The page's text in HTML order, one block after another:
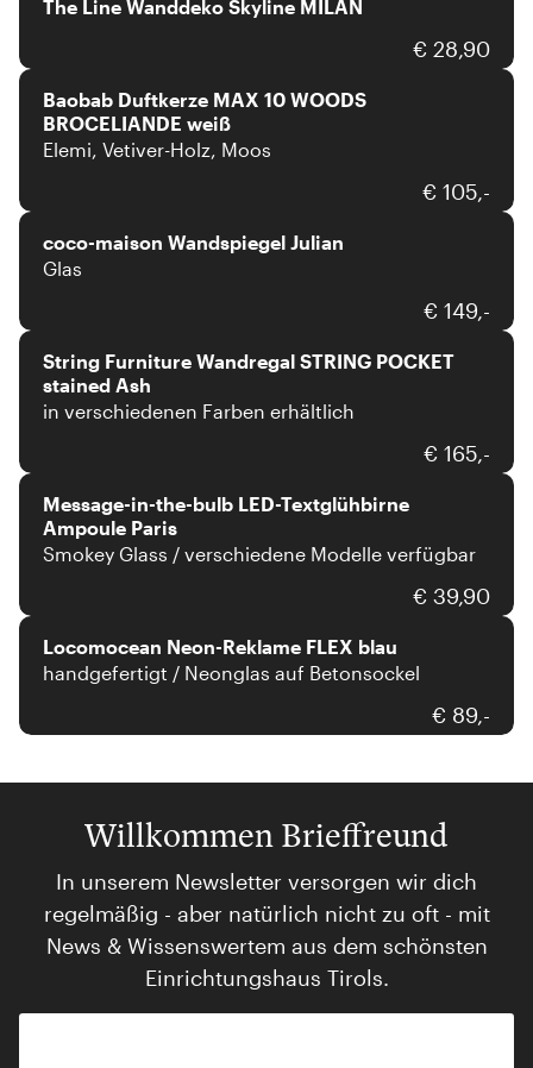
The Line Wanddeko Skyline MILAN
€ 28,90
Baobab
Baobab Duftkerze MAX 10 WOODS
BROCELIANDE weiß
Elemi, Vetiver-Holz, Moos
€ 105,-
Coco Maison
coco-maison Wandspiegel Julian
Glas
€ 149,-
String Furniture
String Furniture Wandregal STRING POCKET
stained Ash
in verschiedenen Farben erhältlich
€ 165,-
Message-in-the-bulb
Message-in-the-bulb LED-Textglühbirne
Ampoule Paris
Smokey Glass / verschiedene Modelle verfügbar
€ 39,90
Locomocean
Locomocean Neon-Reklame FLEX blau
handgefertigt / Neonglas auf Betonsockel
€ 89,-
Willkommen Brieffreund
In unserem Newsletter versorgen wir dich
regelmäßig - aber natürlich nicht zu oft - mit
News & Wissenswertem aus dem schönsten
Einrichtungshaus Tirols.